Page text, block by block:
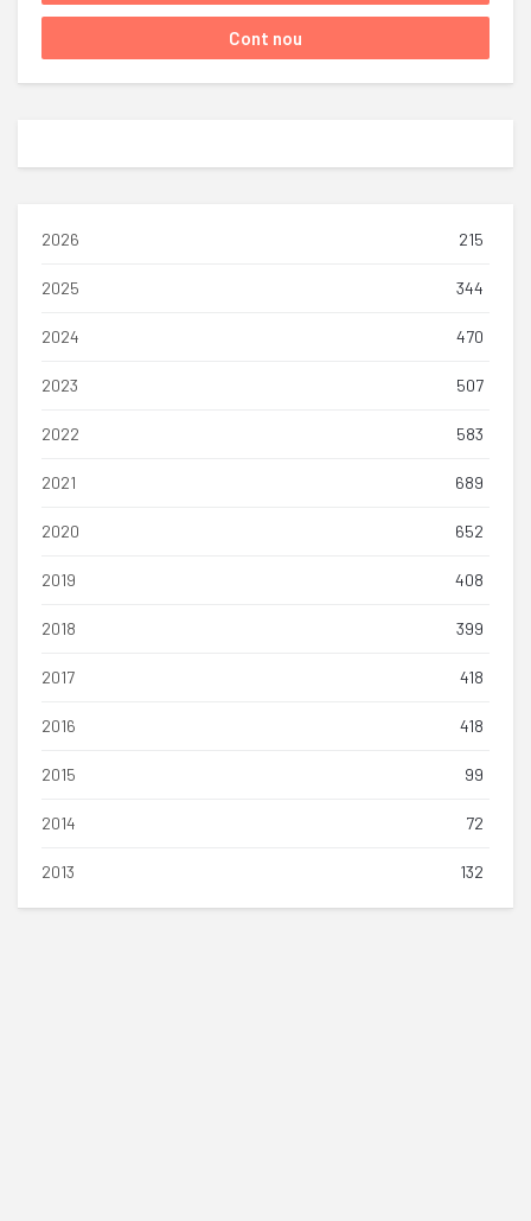
2026 215
2025 344
2024 470
2023 507
2022 583
2021 689
2020 652
2019 408
2018 399
2017 418
2016 418
2015 99
2014 72
2013 132